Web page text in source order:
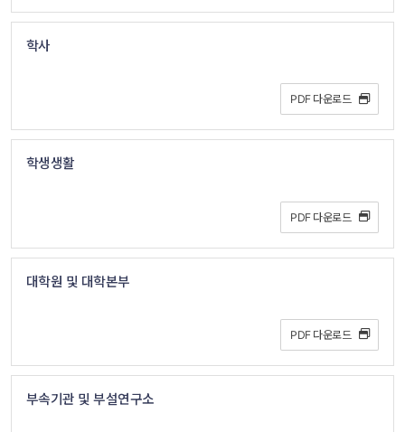
학사
PDF 다운로드
학생생활
PDF 다운로드
대학원 및 대학본부
PDF 다운로드
부속기관 및 부설연구소